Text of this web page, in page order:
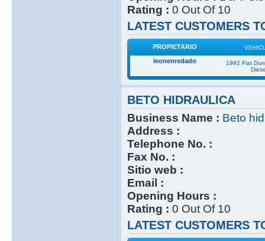
Rating : 0 Out Of 10
LATEST CUSTOMERS
PROPIETARIO
leonenredado
1992 Fiat
BETO HIDRAULICA
Business Name : Beto
Address :
Telephone No. :
Fax No. :
Sitio web :
Email :
Opening Hours :
Rating : 0 Out Of 10
LATEST CUSTOMERS